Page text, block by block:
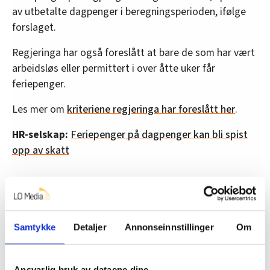
Samtykke Detaljer Annonseinnstillinger Om
av utbetalte dagpenger i beregningsperioden, ifølge
forslaget.
Regjeringa har også foreslått at bare de som har vært
arbeidsløs eller permittert i over åtte uker får
feriepenger.
Les mer om kriteriene regjeringa har foreslått her.
HR-selskap: Feriepenger på dagpenger kan bli spist
opp av skatt
Går til restskatt
Siden Ørjan Strømhaug startet i ny jobb i vinter, har
skattemeldinga kommet. Den meldte at han får 17.000